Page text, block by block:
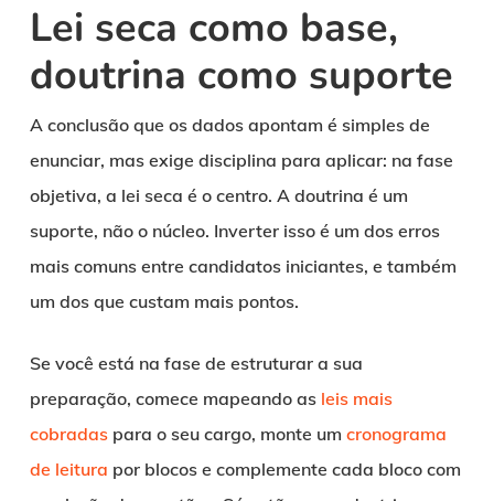
Lei seca como base,
doutrina como suporte
A conclusão que os dados apontam é simples de
enunciar, mas exige disciplina para aplicar: na fase
objetiva, a lei seca é o centro. A doutrina é um
suporte, não o núcleo. Inverter isso é um dos erros
mais comuns entre candidatos iniciantes, e também
um dos que custam mais pontos.
Se você está na fase de estruturar a sua
preparação, comece mapeando as leis mais
cobradaspara o seu cargo, monte um cronograma
de leitura por blocos e complemente cada bloco com